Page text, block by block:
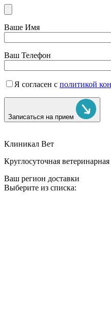
Ваше Имя
Ваш Телефон
Я согласен с политикой
Записаться на прием
Клиникал Вет
Круглосуточная
Ваш регион доставки
Выберите из списка: